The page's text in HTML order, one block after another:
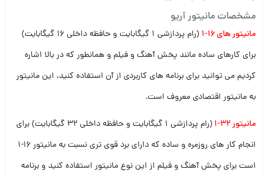
مشخصات مانیتور آریو
مانیتور های 16-1
(رام پردازشی 1 گیگابایت و حافظه داخلی 16 گیگابایت)
برای کارهای ساده مانند پخش آهنگ و فیلم و همانطور که در بالا اشاره
کردیم می توانید برای برنامه های کاربردی از آن استفاده کنید، این مانیتور
به مانیتور اقتصادی معروف است.
مانیتور 32-1
(رام پردازشی 1 گیگابایت و حافظه داخلی 32 گیگابایت) برای
انجام کار های روزمره و ساده که دارای برد قوی تری نسبت به مانیتور 16-1
است برای پخش آهنگ و فیلم از این نوع مانیتور استفاده کنید و برنامه